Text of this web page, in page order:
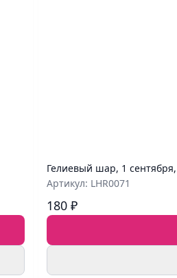
Гелиевый шар, 1
Артикул: LHR0071
180 ₽